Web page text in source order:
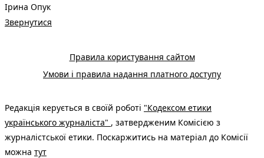
Ірина Опук
Звернутися
Правила користування сайтом
Умови і правила надання платного доступу
Редакція керується в своїй роботі "Кодексом етики
українського журналіста" , затвердженим Комісією з
журналістської етики. Поскаржитись на матеріал до Комісії
можна тут